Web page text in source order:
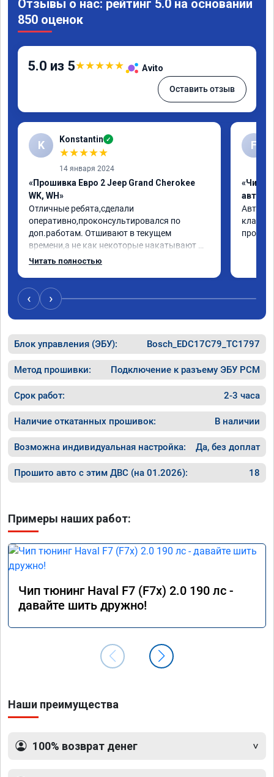
Отзывы о нас: рейтинг 5.0 на основании
850 оценок
5.0 из 5★★★★★ Avito
Оставить отзыв
K Konstantin ✓
★★★★★
14 января 2024
«Прошивка Евро 2 Jeep Grand Cherokee
WK, WH»
Отличные ребята,сделали
оперативно,проконсультировался по
доп.работам. Отшивают в текущем
времени,а не как некоторые накатывают
непонятные прошивки из интернета,чем
Рекомендую!
Читать полностью
F
«Чип
Авто
клапан
‹ ›
Блок управления (ЭБУ): Bosch_EDC17C79_TC1797
Метод прошивки: Подключение к разъему ЭБУ PCM
Срок работ: 2-3 часа
Наличие откатанных прошивок: В наличии
Возможна индивидуальная настройка: Да, без доплат
Прошито авто с этим ДВС (на 01.2026): 18
Примеры наших работ:
Чип тюнинг Haval F7 (F7x) 2.0 190 лс -
давайте шить дружно!
Наши преимущества
100% возврат денег